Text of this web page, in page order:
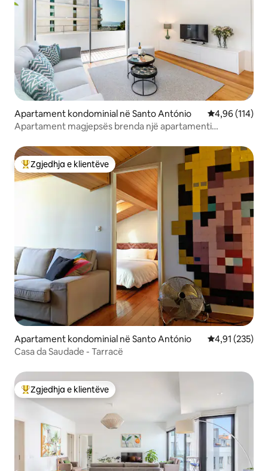
Apartament kondominial në Santo António Vlerësimi
4,96 (114)
Apartament magjepsës brenda një apartamenti
Më të mirat e zgjedhjeve të klientëve
Zgjedhja e klientëve
Apartament kondominial në Santo António Vlerësimi
4,91 (235)
Casa da Saudade - Tarracë
Më të mirat e zgjedhjeve të klientëve
Zgjedhja e klientëve